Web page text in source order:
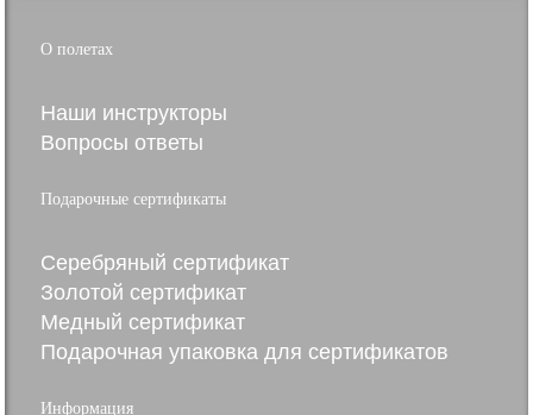
О полетах
Наши инструкторы
Вопросы ответы
Подарочные сертификаты
Серебряный сертификат
Золотой сертификат
Медный сертификат
Подарочная упаковка для сертификатов
Информация